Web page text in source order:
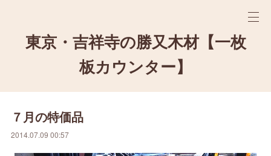
東京・吉祥寺の勝又木材【一枚
板カウンター】
７月の特価品
2014.07.09 00:57